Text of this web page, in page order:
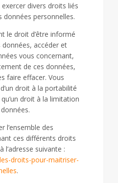
divers droits liés
personnelles.
le droit d’être informé
données, accéder et
vous concernant,
de ces données,
faire effacer. Vous
droit à la portabilité
droit à la limitation
l’ensemble des
ces différents droits
l’adresse suivante :
droits-pour-maitriser-
.